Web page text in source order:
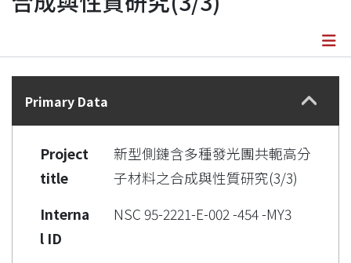
Statistics
Details
Primary Data
Project
title
新型側鏈含多種發光團共軛高分
子材料之合成與性質研究(3/3)
Interna
l ID
NSC 95-2221-E-002 -454 -MY3